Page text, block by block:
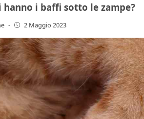
hanno i baffi sotto le zampe?
- 2 Maggio 2023